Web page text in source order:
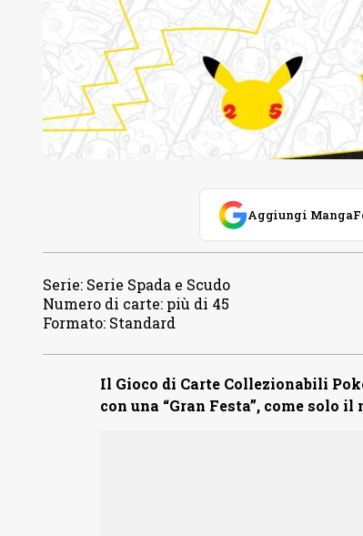
Aggiungi
Serie: Serie Spada e Scudo
Numero di carte: più di 45
Formato: Standard
Il Gioco di Carte Collezionabili
con una “Gran Festa”, come solo